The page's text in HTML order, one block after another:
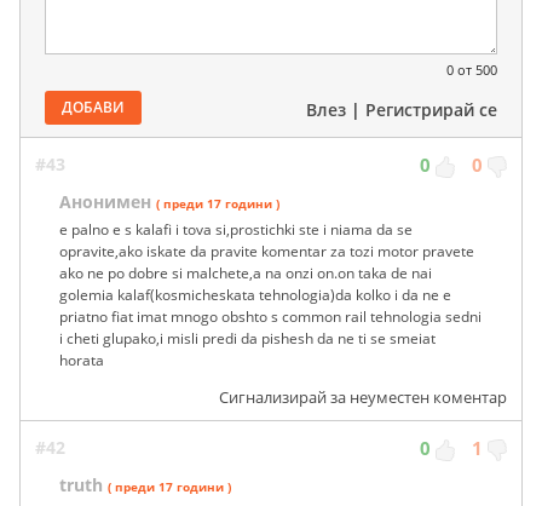
0 от 500
ДОБАВИ Влез | Регистрирай се
#43 0 0
Анонимен ( преди 17 години )
e palno e s kalafi i tova si,prostichki ste i niama da se
opravite,ako iskate da pravite komentar za tozi motor pravete
ako ne po dobre si malchete,a na onzi on.on taka de nai
golemia kalaf(kosmicheskata tehnologia)da kolko i da ne e
priatno fiat imat mnogo obshto s common rail tehnologia sedni
i cheti glupako,i misli predi da pishesh da ne ti se smeiat
horata
Сигнализирай за неуместен коментар
#42 0 1
truth ( преди 17 години )